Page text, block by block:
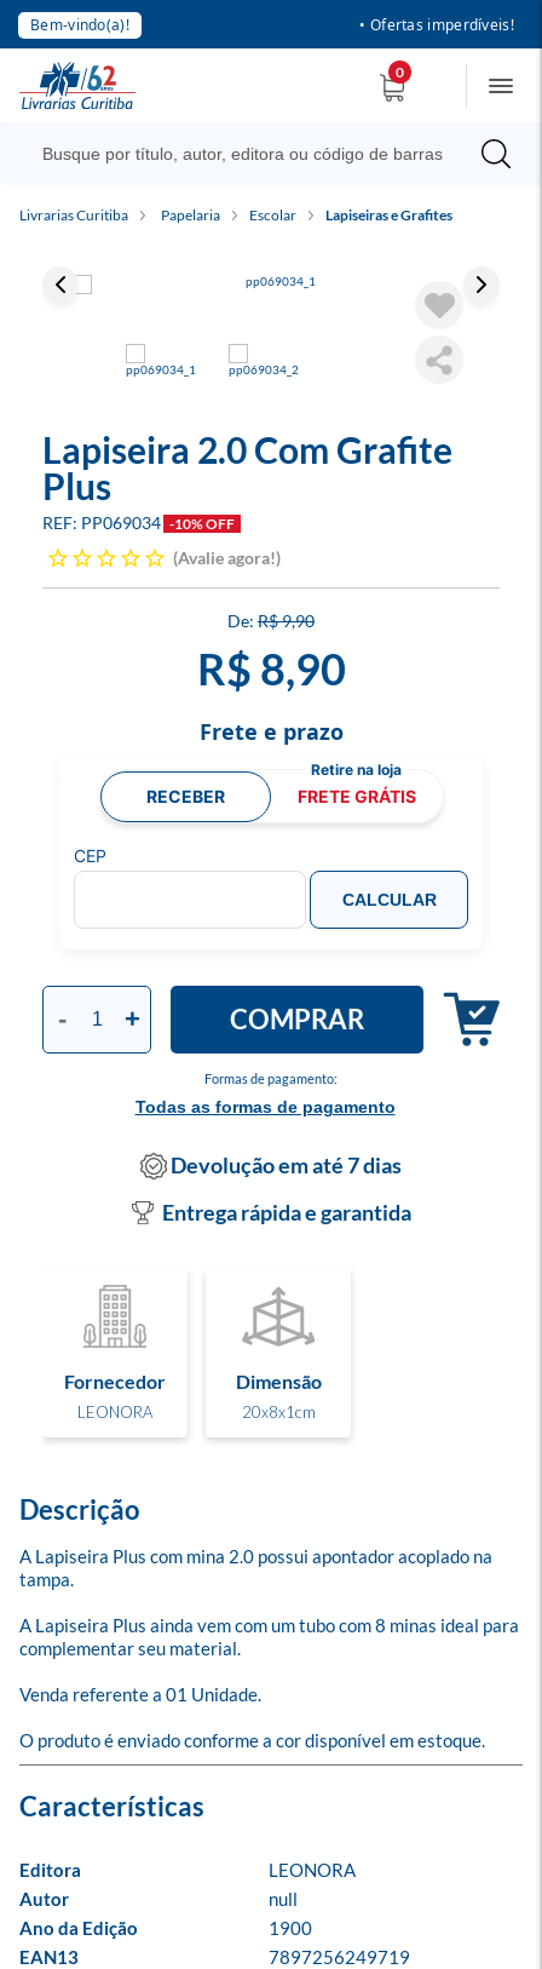
Bem-vindo(a)! • Ofertas imperdíveis!
0
Livrarias Curitiba Papelaria Escolar Lapiseiras e Grafites
Lapiseira 2.0 Com Grafite
Plus
PP069034 -10% OFF
Avalie agora!
R$ 9,90
R$ 8,90
Formas de pagamento:
Todas as formas de pagamento
- + COMPRAR
Frete e prazo
RECEBER FRETE GRÁTIS
CEP
CALCULAR
Devolução em até 7 dias
Entrega rápida e garantida
Fornecedor
LEONORA
Dimensão
20x8x1cm
Descrição
A Lapiseira Plus com mina 2.0 possui apontador acoplado na
tampa.
A Lapiseira Plus ainda vem com um tubo com 8 minas ideal para
complementar seu material.
Venda referente a 01 Unidade.
O produto é enviado conforme a cor disponível em estoque.
Editora
LEONORA
Autor
null
Ano da Edição
1900
EAN13
7897256249719